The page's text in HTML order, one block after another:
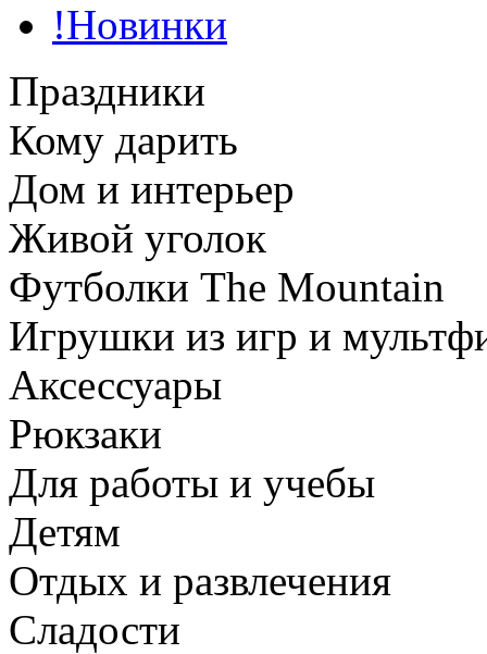
!Новинки
Праздники
Кому дарить
Дом и интерьер
Живой уголок
Футболки The Mountain
Игрушки из игр и
Аксессуары
Рюкзаки
Для работы и учебы
Детям
Отдых и развлечения
Сладости